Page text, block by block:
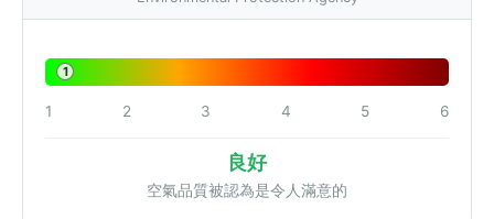
1
1 2 3 4 5 6
良好
空氣品質被認為是令人滿意的